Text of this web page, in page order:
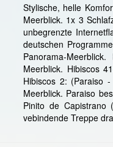
Stylische, helle
Meerblick. 1x 3
unbegrenzte
deutschen
Panorama-
Meerblick. Hibiscos
Hibiscos 2: (Paraiso
Meerblick. Paraiso
Pinito de
vebindende Treppe